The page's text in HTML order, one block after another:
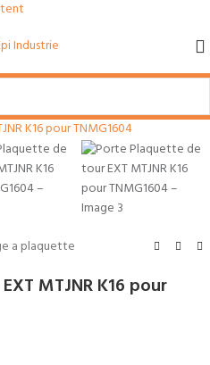
a plaquette
MTJNR K16 pour